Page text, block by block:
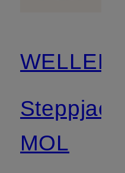
MOL